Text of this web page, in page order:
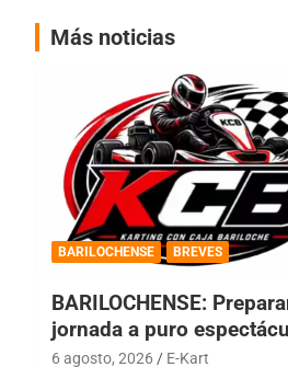
Más noticias
BARILOCHENSE BREVES
BARILOCHENSE:
jornada a puro
6 agosto, 2026 E-Kart